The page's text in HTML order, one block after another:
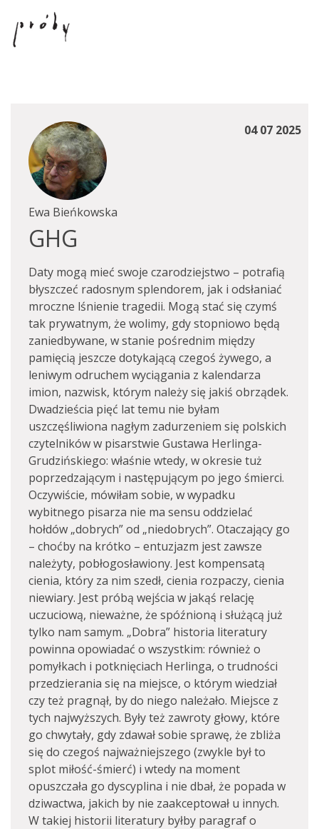
04 07 2025
Ewa Bieńkowska
GHG
Daty mogą mieć swoje czarodziejstwo – potrafią
błyszczeć radosnym splendorem, jak i odsłaniać
mroczne lśnienie tragedii. Mogą stać się czymś
tak prywatnym, że wolimy, gdy stopniowo będą
zaniedbywane, w stanie pośrednim między
pamięcią jeszcze dotykającą czegoś żywego, a
leniwym odruchem wyciągania z kalendarza
imion, nazwisk, którym należy się jakiś obrządek.
Dwadzieścia pięć lat temu nie byłam
uszczęśliwiona nagłym zadurzeniem się polskich
czytelników w pisarstwie Gustawa Herlinga-
Grudzińskiego: właśnie wtedy, w okresie tuż
poprzedzającym i następującym po jego śmierci.
Oczywiście, mówiłam sobie, w wypadku
wybitnego pisarza nie ma sensu oddzielać
hołdów „dobrych” od „niedobrych”. Otaczający go
– choćby na krótko – entuzjazm jest zawsze
należyty, pobłogosławiony. Jest kompensatą
cienia, który za nim szedł, cienia rozpaczy, cienia
niewiary. Jest próbą wejścia w jakąś relację
uczuciową, nieważne, że spóźnioną i służącą już
tylko nam samym. „Dobra” historia literatury
powinna opowiadać o wszystkim: również o
pomyłkach i potknięciach Herlinga, o trudności
przedzierania się na miejsce, o którym wiedział
czy też pragnął, by do niego należało. Miejsce z
tych najwyższych. Były też zawroty głowy, które
go chwytały, gdy zdawał sobie sprawę, że zbliża
się do czegoś najważniejszego (zwykle był to
splot miłość-śmierć) i wtedy na moment
opuszczała go dyscyplina i nie dbał, że popada w
dziwactwa, jakich by nie zaakceptował u innych.
W takiej historii literatury byłby paragraf o